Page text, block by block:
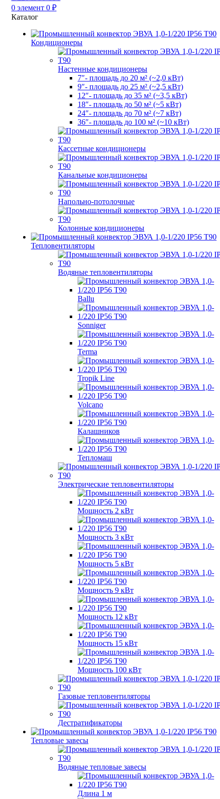
0 элемент 0 ₽
Каталог
Кондиционеры
Настенные кондиционеры
7″- площадь до 20 м² (~2,0 кВт)
9″- площадь до 25 м² (~2,5 кВт)
12″- площадь до 35 м² (~3,5 кВт)
18″- площадь до 50 м² (~5 кВт)
24″- площадь до 70 м² (~7 кВт)
36″- площадь до 100 м² (~10 кВт)
Кассетные кондиционеры
Канальные кондиционеры
Напольно-потолочные
Колонные кондиционеры
Тепловентиляторы
Водяные тепловентиляторы
Ballu
Sonniger
Terma
Tropik Line
Volcano
Калашников
Тепломаш
Электрические тепловентиляторы
Мощность 2 кВт
Мощность 3 кВт
Мощность 5 кВт
Мощность 9 кВт
Мощность 12 кВт
Мощность 15 кВт
Мощность 100 кВт
Газовые тепловентиляторы
Дестратификаторы
Тепловые завесы
Водяные тепловые завесы
Длина 1 м